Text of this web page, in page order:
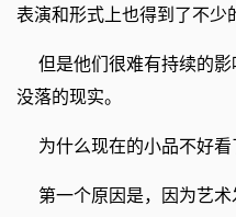
表演和形式上也得到了不少
但是他们很难有持续的
没落的现实。
为什么现在的小品不好看
第一个原因是，因为艺